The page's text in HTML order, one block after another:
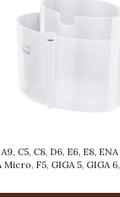
C5, C8, D6, E6, E8,
Micro, F5, GIGA 5, GIGA
czyszczenia systemu